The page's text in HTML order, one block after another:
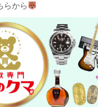
らから